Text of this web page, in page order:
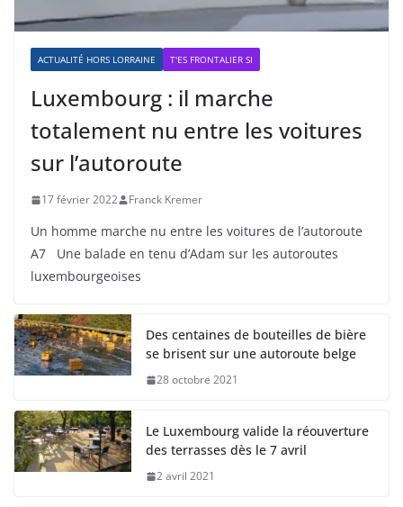
ACTUALITÉ HORS LORRAINE T'ES FRONTALIER SI
Luxembourg : il marche
totalement nu entre les voitures
sur l’autoroute
17 février 2022 Franck Kremer
Un homme marche nu entre les voitures de l’autoroute
A7 Une balade en tenu d’Adam sur les autoroutes
luxembourgeoises
Des centaines de bouteilles de bière
se brisent sur une autoroute belge
28 octobre 2021
Le Luxembourg valide la réouverture
des terrasses dès le 7 avril
2 avril 2021